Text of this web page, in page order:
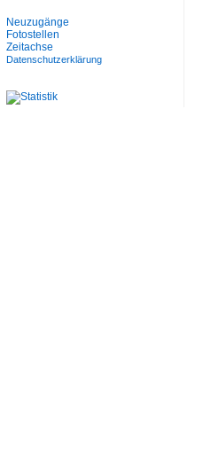
Neuzugänge
Fotostellen
Zeitachse
Datenschutzerklärung